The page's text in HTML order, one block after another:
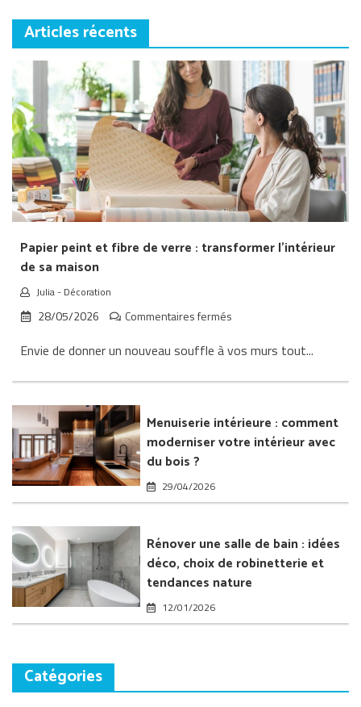
Articles récents
Papier peint et fibre de verre : transformer l’intérieur
de sa maison
Julia- Décoration
28/05/2026 Commentaires fermés
peint
fibre
verre
transformer
sa
Envie de donner un nouveau souffle à vos murs tout...
Menuiserie intérieure : comment
moderniser votre intérieur avec
du bois ?
29/04/2026
Rénover une salle de bain : idées
déco, choix de robinetterie et
tendances nature
12/01/2026
Catégories